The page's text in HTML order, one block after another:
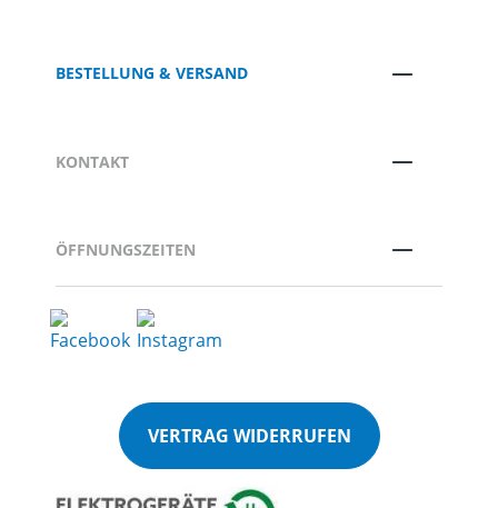
BESTELLUNG & VERSAND
KONTAKT
ÖFFNUNGSZEITEN
VERTRAG WIDERRUFEN